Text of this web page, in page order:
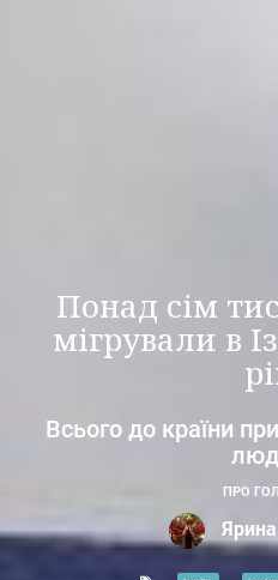
Понад сім
мігрували в
Всього до країни
ПРО